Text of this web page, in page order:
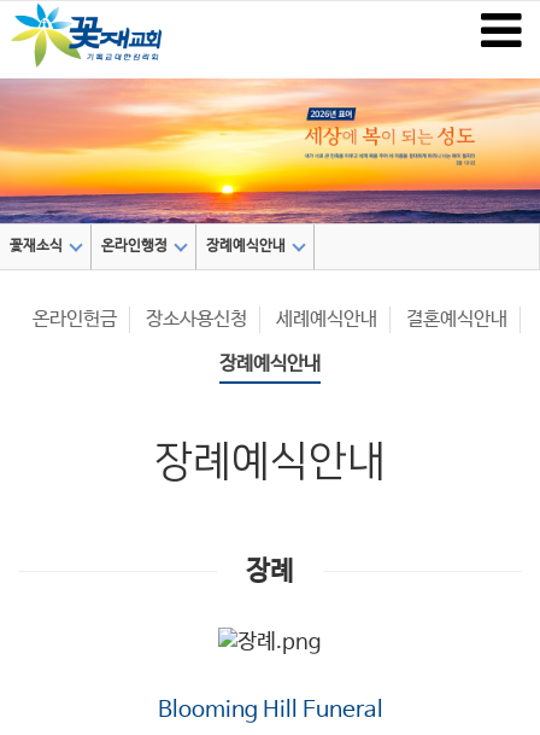
꽃재소식 온라인행정 장례예식안내
온라인헌금 장소사용신청 세례예식안내
결혼예식안내
장례예식안내
장례예식안내
장례
Blooming Hill Funeral